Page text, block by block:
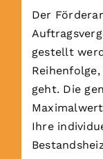
Der
gestellt
geht. Die
Ihre